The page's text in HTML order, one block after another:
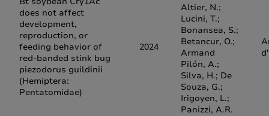
does not affect
development,
reproduction, or
feeding behavior of
red‑banded stink bug
piezodorus guildinii
(Hemiptera:
Pentatomidae)
2024
Altier, N.;
Lucini, T.;
Bonansea, S.;
Betancur, O.;
Armand
Pilón, A.;
Silva, H.; De
Souza, G.;
Irigoyen, L.;
Panizzi, A.R.